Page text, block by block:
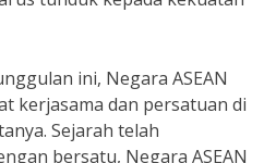
ini, Negara ASEAN
kerjasama dan persatuan di
Sejarah telah
bersatu, Negara ASEAN